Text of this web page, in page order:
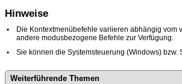
Hinweise
• Die Kontextmenübefehle variieren abhängig vom
andere modusbezogene Befehle zur Verfügung.
•
Sie können die Systemsteuerung (Windows) bzw.
Weiterführende Themen